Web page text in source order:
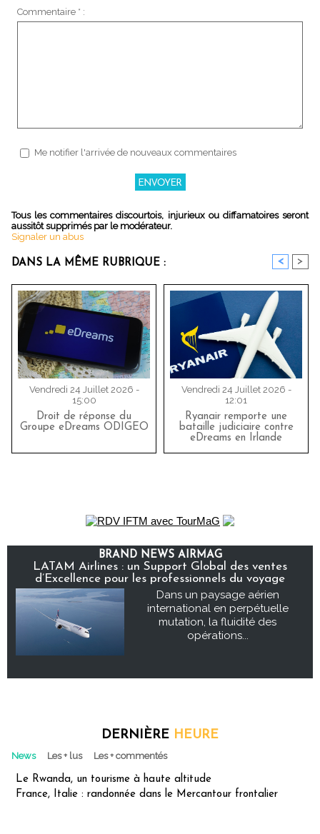
Commentaire * :
Me notifier l'arrivée de nouveaux commentaires
Tous les commentaires discourtois, injurieux ou diffamatoires seront
aussitôt supprimés par le modérateur.
Signaler un abus
DANS LA MÊME RUBRIQUE : < >
Vendredi 24 Juillet 2026 -
15:00
Droit de réponse du
Groupe eDreams ODIGEO
Vendredi 24 Juillet 2026 -
12:01
Ryanair remporte une
bataille judiciaire contre
eDreams en Irlande
BRAND NEWS AIRMAG
LATAM Airlines : un Support Global des ventes
d’Excellence pour les professionnels du voyage
Dans un paysage aérien
international en perpétuelle
mutation, la fluidité des
opérations...
DERNIÈRE HEURE
News Les + lus Les + commentés
Le Rwanda, un tourisme à haute altitude
France, Italie : randonnée dans le Mercantour frontalier